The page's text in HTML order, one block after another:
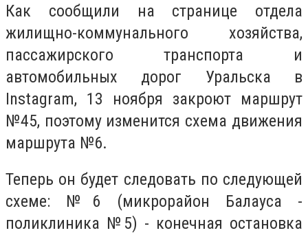
Как сообщили на странице отдела
жилищно-коммунального хозяйства,
пассажирского транспорта и
автомобильных дорог Уральска в
Instagram, 13 ноября закроют маршрут
№45, поэтому изменится схема движения
маршрута №6.
Теперь он будет следовать по следующей
схеме: №6 (микрорайон Балауса -
поликлиника №5) - конечная остановка